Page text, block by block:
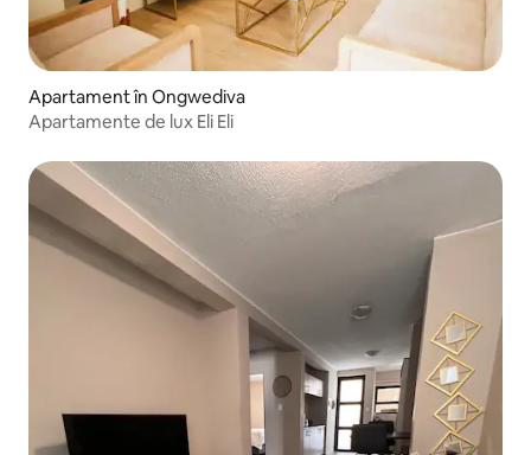
Apartament în Ongwediva
Apartamente de lux Eli Eli